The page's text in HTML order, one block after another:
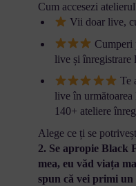
Cum accesezi
Vii doar live,
Cumperi
live și înregistrare
Te
live în
140+ ateliere
Alege ce ți se
2. Se apropie Black
mea, eu văd viața
spun că vei primi